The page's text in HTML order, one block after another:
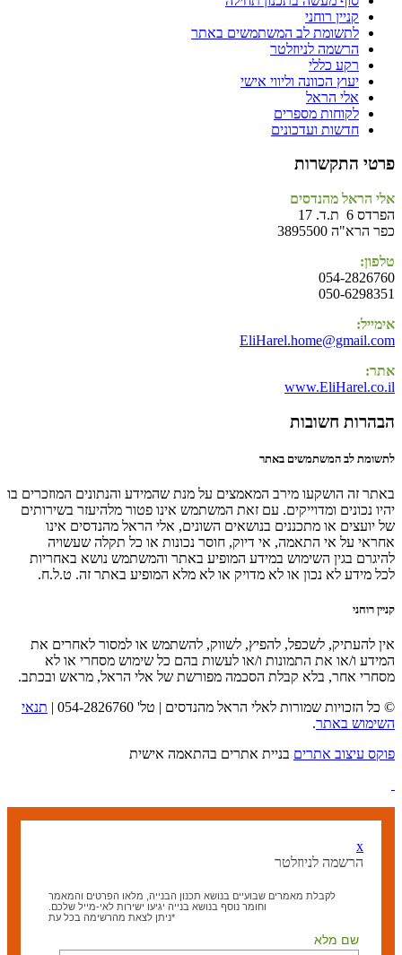
קניין רוחני
לתשומת לב המשתמשים באתר
הרשמה לניוזלטר
רקע כללי
יעוץ הכוונה וליווי אישי
אלי הראל
לקוחות מספרים
חדשות ועדכונים
פרטי התקשרות
אלי הראל מהנדסים
הפרדס 6 ת.ד. 17
כפר הרא"ה 3895500
טלפון:
054-2826760
050-6298351
אימייל:
EliHarel.home@gmail.com
אתר:
www.EliHarel.co.il
הבהרות חשובות
לתשומת לב המשתמשים באתר
באתר זה הושקעו מירב המאמצים על מנת שהמידע והנתונים המוזכרים בו
יהיו נכונים ומדוייקים. עם זאת המשתמש אינו פטור מלהיעזר בשירותים
של יועצים או מתכננים בנושאים השונים, אלי הראל מהנדסים אינו
אחראי על אי התאמה, אי דיוק, חוסר נכונות או כל תקלה שעשויה
להיגרם בגין השימוש במידע המופיע באתר והמשתמש נושא באחריות
לכל מידע לא נכון או לא מדויק או לא מלא המופיע באתר זה. ט.ל.ח.
קניין רוחני
אין להעתיק, לשכפל, להפיץ, לשווק, להשתמש או למסור לאחרים את
המידע ו/או את התמונות ו/או לעשות בהם כל שימוש מסחרי או לא
מסחרי אחר, בלא קבלת הסכמה מפורשת של אלי הראל, מראש ובכתב.
© כל הזכויות שמורות לאלי הראל מהנדסים | טל' 054-2826760 |
תנאי
השימוש באתר.
פוקס עיצוב אתרים בניית אתרים בהתאמה אישית
x
הרשמה לניוזלטר
לקבלת מאמרים שבועיים בנושא תכנון הבנייה, מלאו הפרטים והמאמר
וחומר נוסף בנושא בנייה יגיעו ישירות לאי-מייל שלכם.
*ניתן לצאת מהרשימה בכל עת
שם מלא